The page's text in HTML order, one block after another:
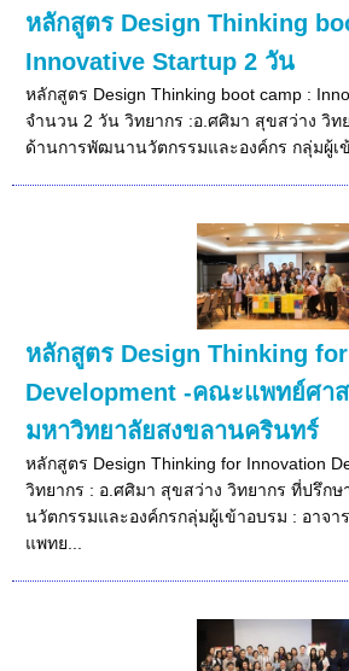
หลักสูตร Design Thinking
Innovative Startup 2 วัน
หลักสูตร Design Thinking boot camp :
จำนวน 2 วัน วิทยากร :อ.ศศิมา สุขสว่าง วิท
ด้านการพัฒนานวัตกรรมและองค์กร กลุ่มผู้เข้
หลักสูตร Design Thinking
Development -คณะแพทย์ศา
มหาวิทยาลัยสงขลานครินทร์
หลักสูตร Design Thinking for Innovation
วิทยากร : อ.ศศิมา สุขสว่าง วิทยากร ที่ปรึก
นวัตกรรมและองค์กรกลุ่มผู้เข้าอบรม : อาจ
แพทย...